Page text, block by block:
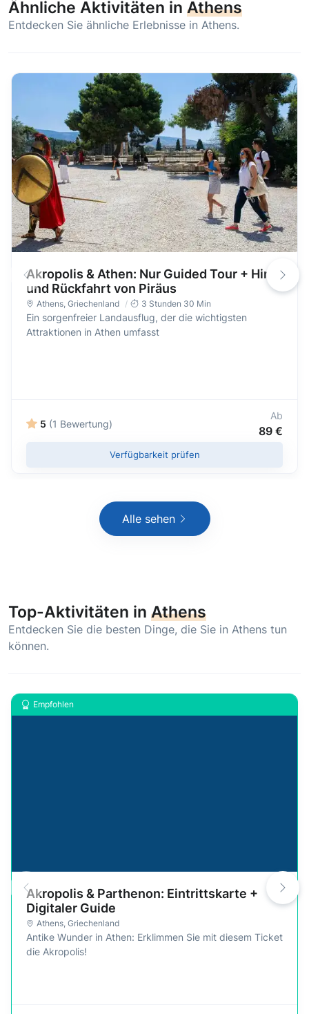
Ähnliche Aktivitäten in Athens
Entdecken Sie ähnliche Erlebnisse in Athens.
Akropolis & Athen: Nur Guided Tour + Hin-
und Rückfahrt von Piräus
Athens, Griechenland 3 Stunden 30 Min
Ein sorgenfreier Landausflug, der die wichtigsten
Attraktionen in Athen umfasst
5 (1 Bewertung)
Ab
89 €
Verfügbarkeit prüfen
Alle sehen
Top-Aktivitäten in Athens
Entdecken Sie die besten Dinge, die Sie in Athens tun
können.
Empfohlen
Akropolis & Parthenon: Eintrittskarte +
Digitaler Guide
Athens, Griechenland
Antike Wunder in Athen: Erklimmen Sie mit diesem Ticket
die Akropolis!